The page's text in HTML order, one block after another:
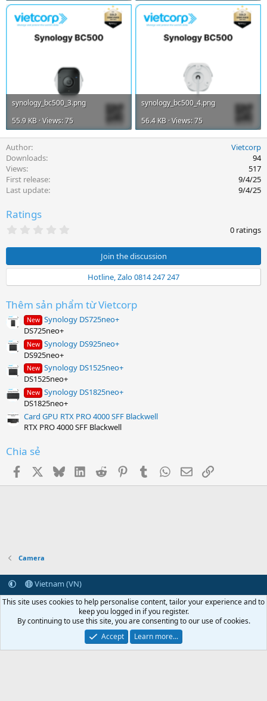
synology_bc500_3.png
55.9 KB · Views: 75
synology_bc500_4.png
56.4 KB · Views: 75
Author
Vietcorp
Downloads
94
Views
517
First release
9/4/25
Last update
9/4/25
Ratings
0
s
t
(
s
)
0 ratings
Join the discussion
Hotline, Zalo 0814 247 247
Thêm sản phẩm từ Vietcorp
New Synology DS725neo+
DS725neo+
New Synology DS925neo+
DS925neo+
New Synology DS1525neo+
DS1525neo+
New Synology DS1825neo+
DS1825neo+
Card GPU RTX PRO 4000 SFF Blackwell
RTX PRO 4000 SFF Blackwell
Chia sẻ
Facebook BlueskyLinkedInReddit PinterestTumblr WhatsApp
EmailLink
Camera
Vietnam (VN)
Terms and rules
Privacy policy Help Home
R
Vietcorp.com Synology vCloudPoint NComputing Centerm
Linh kiện Synology Ổ cứng Synology RAM Synology
This site uses cookies to help personalise content, tailor your experience and to
keep you logged in if you register.
By continuing to use this site, you are consenting to our use of cookies.
Accept
Learn more...